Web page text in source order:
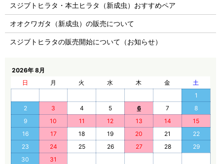
スジブトヒラタ・本土ヒラタ（新成虫）おすすめペア
オオクワガタ（新成虫）の販売について
スジブトヒラタの販売開始について（お知らせ）
2026年 8月
日
月 火 水 木 金
土
1
2
3 4 5 6 7
8
9
10 11 12 13 14
15
16
17 18 19 20 21
22
23
24 25 26 27 28
29
30
31